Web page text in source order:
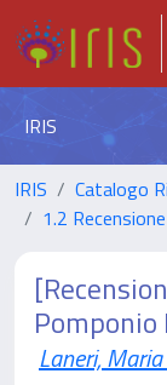
IRIS
IRIS Catalogo
1.2
Laneri,